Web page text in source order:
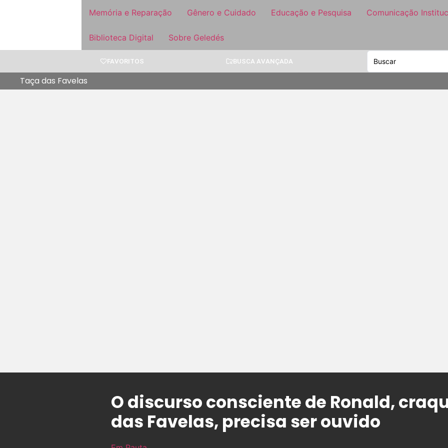
Memória e Reparação Gênero e Cuidado Educação e Pesquisa Comunicação
Biblioteca Digital Sobre Geledés
FAVORITOS BUSCA AVANÇADA
Taça das Favelas
O discurso consciente de Ronald,
das Favelas, precisa ser ouvido